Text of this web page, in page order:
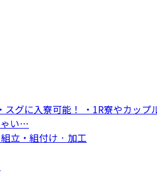
スグに入寮可能！ ・1R寮やカッ
ゃい…
立・組付け · 加工